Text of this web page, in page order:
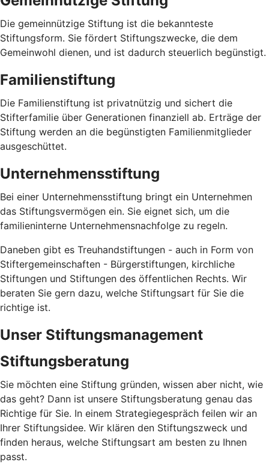
Die gemeinnützige Stiftung ist die bekannteste
Stiftungsform. Sie fördert Stiftungszwecke, die dem
Gemeinwohl dienen, und ist dadurch steuerlich begünstigt.
Familienstiftung
Die Familienstiftung ist privatnützig und sichert die
Stifterfamilie über Generationen finanziell ab. Erträge der
Stiftung werden an die begünstigten Familienmitglieder
ausgeschüttet.
Unternehmensstiftung
Bei einer Unternehmensstiftung bringt ein Unternehmen
das Stiftungsvermögen ein. Sie eignet sich, um die
familieninterne Unternehmensnachfolge zu regeln.
Daneben gibt es Treuhandstiftungen - auch in Form von
Stiftergemeinschaften - Bürgerstiftungen, kirchliche
Stiftungen und Stiftungen des öffentlichen Rechts. Wir
beraten Sie gern dazu, welche Stiftungsart für Sie die
richtige ist.
Unser Stiftungsmanagement
Stiftungsberatung
Sie möchten eine Stiftung gründen, wissen aber nicht, wie
das geht? Dann ist unsere Stiftungsberatung genau das
Richtige für Sie. In einem Strategiegespräch feilen wir an
Ihrer Stiftungsidee. Wir klären den Stiftungszweck und
finden heraus, welche Stiftungsart am besten zu Ihnen
passt.